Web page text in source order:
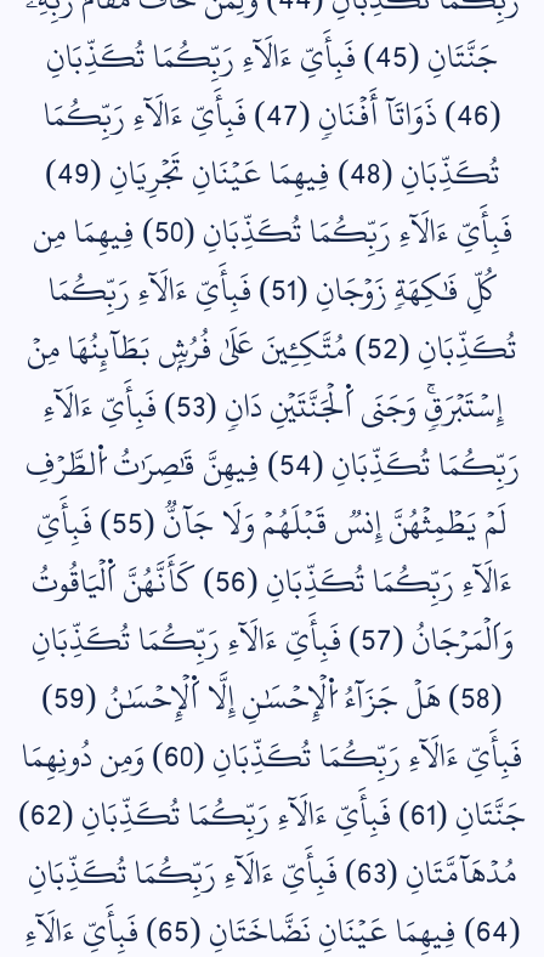
جَنَّتَانِ (45) فَبِأَيِّ ءَالَآءِ رَبِّكُمَا تُكَذِّبَانِ
(46) ذَوَاتَآ أَفۡنَانٖ (47) فَبِأَيِّ ءَالَآءِ رَبِّكُمَا
تُكَذِّبَانِ (48) فِيهِمَا عَيۡنَانِ تَجۡرِيَانِ (49)
فَبِأَيِّ ءَالَآءِ رَبِّكُمَا تُكَذِّبَانِ (50) فِيهِمَا مِن
كُلِّ فَٰكِهَةٖ زَوۡجَانِ (51) فَبِأَيِّ ءَالَآءِ رَبِّكُمَا
تُكَذِّبَانِ (52) مُتَّكِـِٔينَ عَلَىٰ فُرُشِۢ بَطَآئِنُهَا مِنۡ
إِسۡتَبۡرَقٖۚ وَجَنَى اَ۬لۡجَنَّتَيۡنِ دَانٖ (53) فَبِأَيِّ ءَالَآءِ
رَبِّكُمَا تُكَذِّبَانِ (54) فِيهِنَّ قَٰصِرَٰتُ اُ۬لطَّرۡفِ
لَمۡ يَطۡمِثۡهُنَّ إِنسٞ قَبۡلَهُمۡ وَلَا جَآنّٞ (55) فَبِأَيِّ
ءَالَآءِ رَبِّكُمَا تُكَذِّبَانِ (56) كَأَنَّهُنَّ اَ۬لۡيَاقُوتُ
وَاَلۡمَرۡجَانُ (57) فَبِأَيِّ ءَالَآءِ رَبِّكُمَا تُكَذِّبَانِ
(58) هَلۡ جَزَآءُ اُ۬لۡإِحۡسَٰنِ إِلَّا اَ۬لۡإِحۡسَٰنُ (59)
فَبِأَيِّ ءَالَآءِ رَبِّكُمَا تُكَذِّبَانِ (60) وَمِن دُونِهِمَا
جَنَّتَانِ (61) فَبِأَيِّ ءَالَآءِ رَبِّكُمَا تُكَذِّبَانِ (62)
مُدۡهَآمَّتَانِ (63) فَبِأَيِّ ءَالَآءِ رَبِّكُمَا تُكَذِّبَانِ
(64) فِيهِمَا عَيۡنَانِ نَضَّاخَتَانِ (65) فَبِأَيِّ ءَالَآءِ